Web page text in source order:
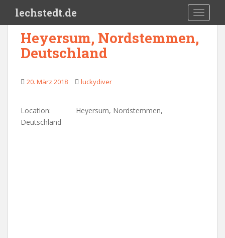
lechstedt.de
Heyersum, Nordstemmen,
Deutschland
20. März 2018 luckydiver
Location:
Heyersum, Nordstemmen,
Deutschland